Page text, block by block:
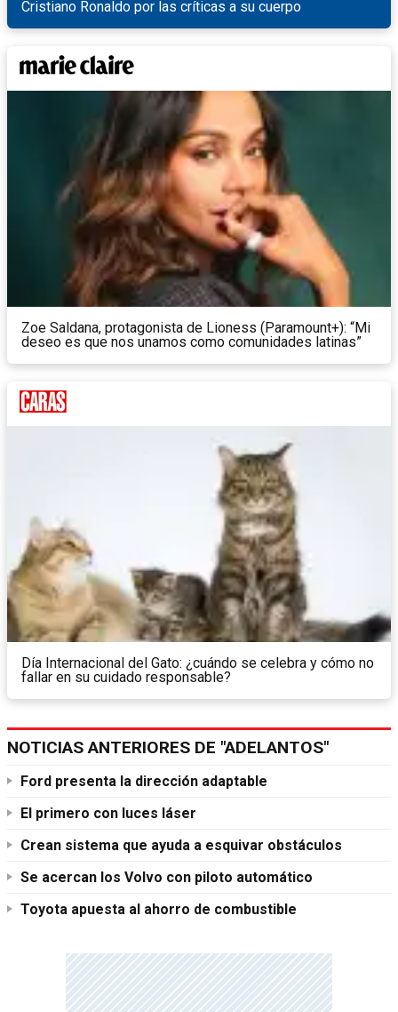
Cristiano Ronaldo por las críticas a su cuerpo
Zoe Saldana, protagonista de Lioness (Paramount+): “Mi
deseo es que nos unamos como comunidades latinas”
Día Internacional del Gato: ¿cuándo se celebra y cómo no
fallar en su cuidado responsable?
NOTICIAS ANTERIORES DE "ADELANTOS"
Ford presenta la dirección adaptable
El primero con luces láser
Crean sistema que ayuda a esquivar obstáculos
Se acercan los Volvo con piloto automático
Toyota apuesta al ahorro de combustible